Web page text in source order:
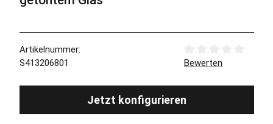
Artikelnummer:
S413206801
Durchschnittliche
Bewerten
Jetzt konfigurieren